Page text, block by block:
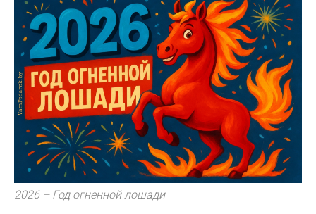
2026 – Год огненной лошади